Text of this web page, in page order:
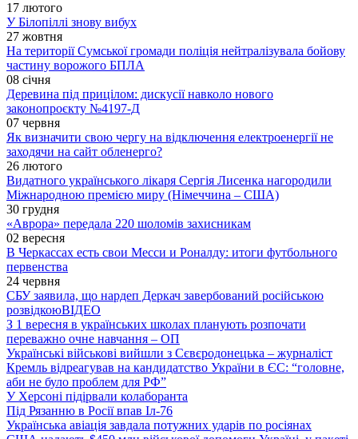
17 лютого
У Білопіллі знову вибух
27 жовтня
На території Сумської громади поліція нейтралізувала бойову
частину ворожого БПЛА
08 січня
Деревина під прицілом: дискусії навколо нового
законопроєкту №4197-Д
07 червня
Як визначити свою чергу на відключення електроенергії не
заходячи на сайт обленерго?
26 лютого
Видатного українського лікаря Сергія Лисенка нагородили
Міжнародною премією миру (Німеччина – США)
30 грудня
«Аврора» передала 220 шоломів захисникам
02 вересня
В Черкассах есть свои Месси и Роналду: итоги футбольного
первенства
24 червня
СБУ заявила, що нардеп Деркач завербований російською
розвідкоюВІДЕО
З 1 вересня в українських школах планують розпочати
переважно очне навчання – ОП
Українські військові вийшли з Сєвєродонецька – журналіст
Кремль відреагував на кандидатство України в ЄС: “головне,
аби не було проблем для РФ”
У Херсоні підірвали колаборанта
Під Рязанню в Росії впав Іл-76
Українська авіація завдала потужних ударів по росіянах